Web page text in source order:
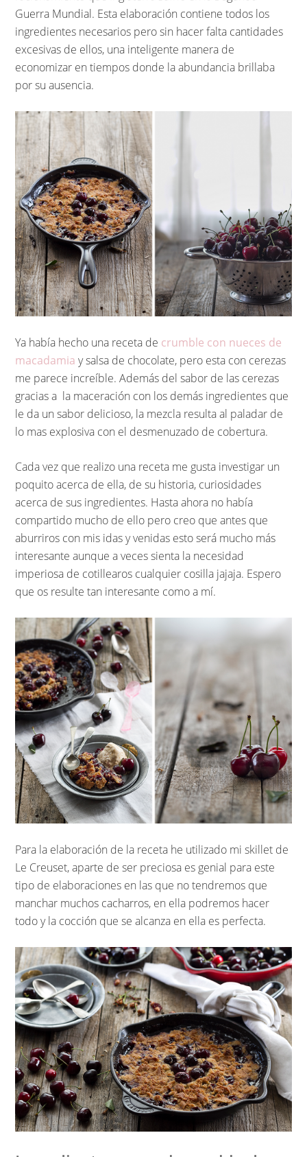
Guerra Mundial. Esta elaboración contiene todos los
ingredientes necesarios pero sin hacer falta cantidades
excesivas de ellos, una inteligente manera de
economizar en tiempos donde la abundancia brillaba
por su ausencia.
Ya había hecho una receta de crumble con nueces de
macadamia y salsa de chocolate, pero esta con cerezas
me parece increíble. Además del sabor de las cerezas
gracias a la maceración con los demás ingredientes que
le da un sabor delicioso, la mezcla resulta al paladar de
lo mas explosiva con el desmenuzado de cobertura.
Cada vez que realizo una receta me gusta investigar un
poquito acerca de ella, de su historia, curiosidades
acerca de sus ingredientes. Hasta ahora no había
compartido mucho de ello pero creo que antes que
aburriros con mis idas y venidas esto será mucho más
interesante aunque a veces sienta la necesidad
imperiosa de cotillearos cualquier cosilla jajaja. Espero
que os resulte tan interesante como a mí.
Para la elaboración de la receta he utilizado mi skillet de
Le Creuset, aparte de ser preciosa es genial para este
tipo de elaboraciones en las que no tendremos que
manchar muchos cacharros, en ella podremos hacer
todo y la cocción que se alcanza en ella es perfecta.